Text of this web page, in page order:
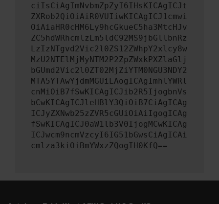
ciIsCiAgImNvbmZpZyI6IHsKICAgICJt
ZXRob2QiOiAiR0VUIiwKICAgICJ1cmwi
OiAiaHR0cHM6Ly9hcGkueC5ha3MtcHJv
ZC5hdWRhcmlzLm5ldC92MS9jbGllbnRz
LzIzNTgvd2Vic2l0ZS12ZWhpY2xlcy8w
MzU2NTElMjMyNTM2P2ZpZWxkPXZlaGlj
bGUmd2Vic2l0ZT02MjZiYTM0NGU3NDY2
MTA5YTAwYjdmMGUiLAogICAgImhlYWRl
cnMiOiB7fSwKICAgICJib2R5IjogbnVs
bCwKICAgICJleHBlY3QiOiB7CiAgICAg
ICJyZXNwb25zZVR5cGUiOiAiIgogICAg
fSwKICAgICJ0aW1lb3V0IjogMCwKICAg
ICJwcm9ncmVzcyI6IG51bGwsCiAgICAi
cmlza3kiOiBmYWxzZQogIH0KfQ==